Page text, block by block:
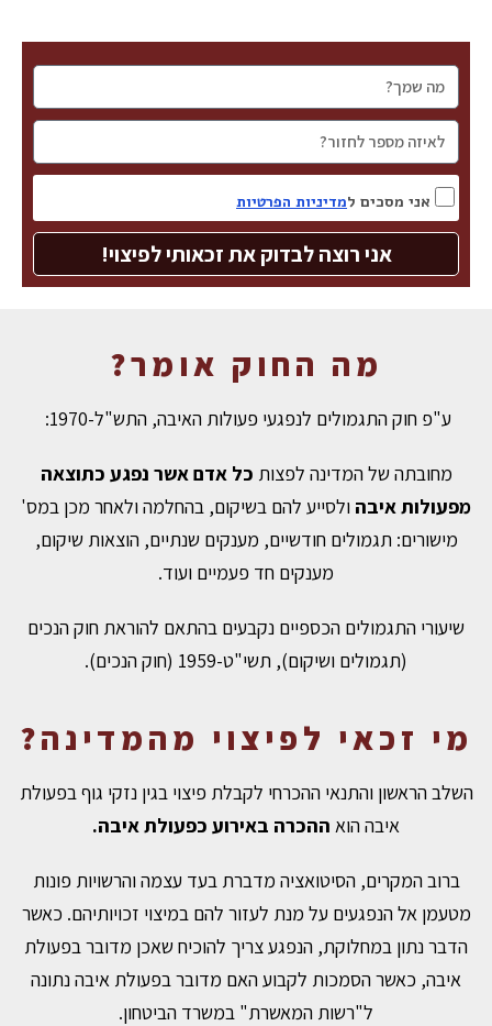
אני מסכים למדיניות הפרטיות
אני רוצה לבדוק את זכאותי לפיצוי!
מה החוק אומר?
ע"פ חוק התגמולים לנפגעי פעולות האיבה, התש"ל-1970:
מחובתה של המדינה לפצות כל אדם אשר נפגע כתוצאה
מפעולות איבה ולסייע להם בשיקום, בהחלמה ולאחר מכן במס'
מישורים: תגמולים חודשיים, מענקים שנתיים, הוצאות שיקום,
מענקים חד פעמיים ועוד.
שיעורי התגמולים הכספיים נקבעים בהתאם להוראת חוק הנכים
(תגמולים ושיקום), תשי"ט-1959 (חוק הנכים).
מי זכאי לפיצוי מהמדינה?
השלב הראשון והתנאי ההכרחי לקבלת פיצוי בגין נזקי גוף בפעולת
איבה הוא ההכרה באירוע כפעולת איבה.
ברוב המקרים, הסיטואציה מדברת בעד עצמה והרשויות פונות
מטעמן אל הנפגעים על מנת לעזור להם במיצוי זכויותיהם. כאשר
הדבר נתון במחלוקת, הנפגע צריך להוכיח שאכן מדובר בפעולת
איבה, כאשר הסמכות לקבוע האם מדובר בפעולת איבה נתונה
ל"רשות המאשרת" במשרד הביטחון.